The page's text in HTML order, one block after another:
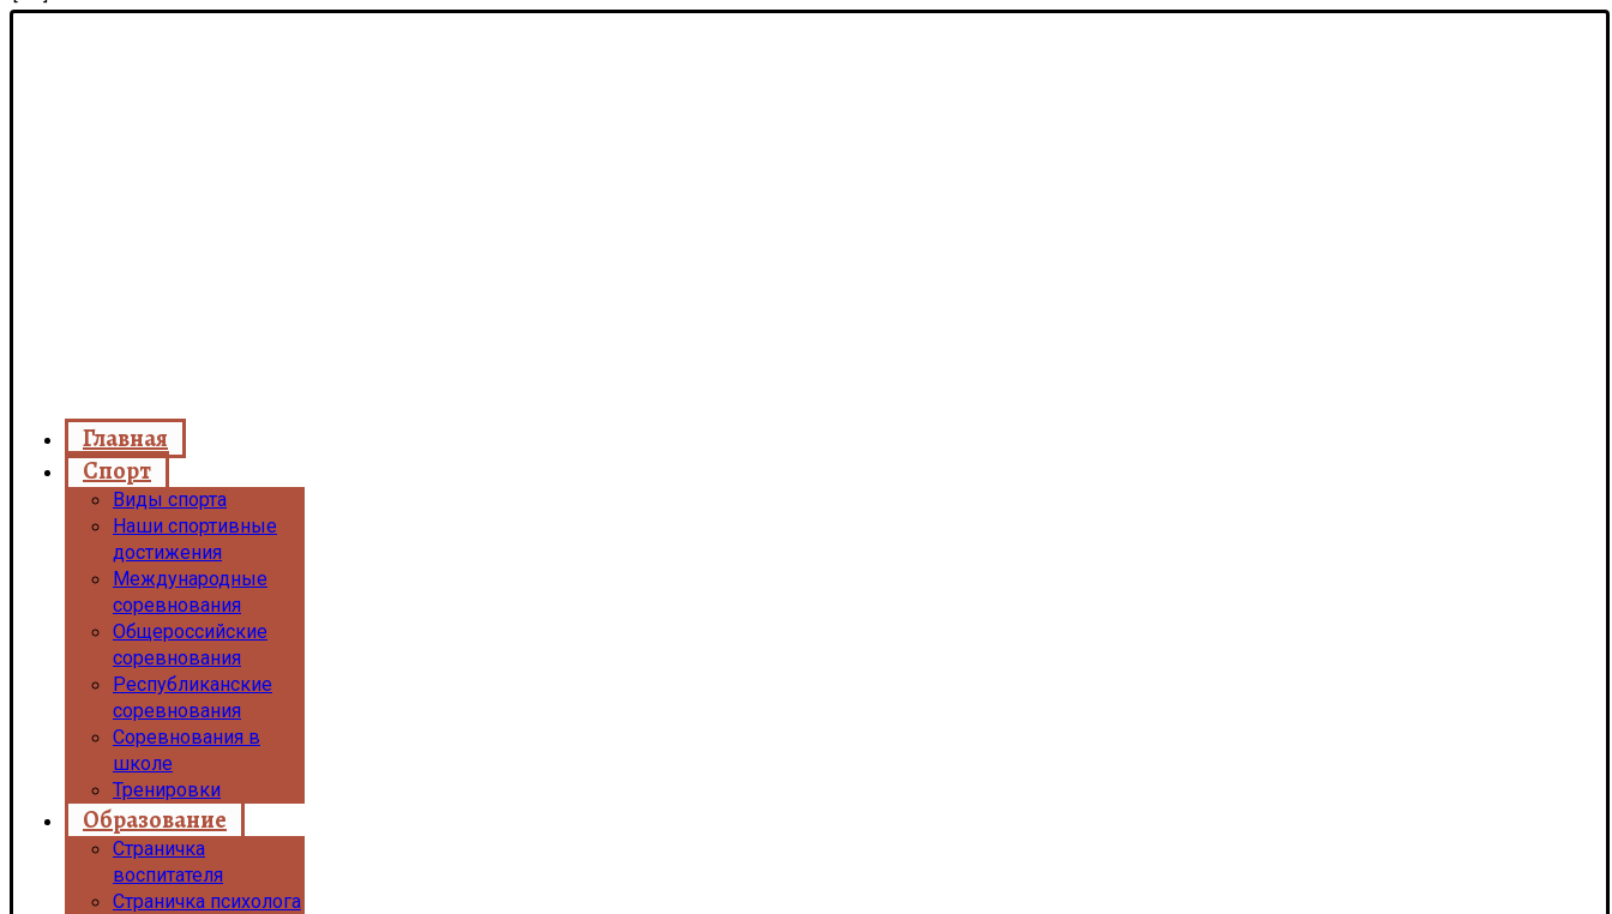
Главная
Спорт
Виды спорта
Наши спортивные
достижения
Международные
соревнования
Общероссийские
соревнования
Республиканские
соревнования
Соревнования в
школе
Тренировки
Образование
Страничка
воспитателя
Страничка психолога